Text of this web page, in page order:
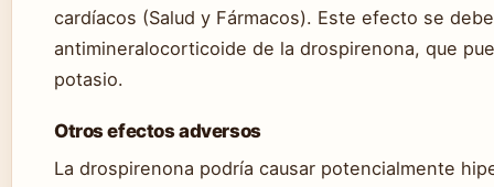
cardíacos (Salud y Fármacos). Este efecto se
antimineralocorticoide de la drospirenona, que
potasio.
Otros efectos adversos
La drospirenona podría causar potencialmente